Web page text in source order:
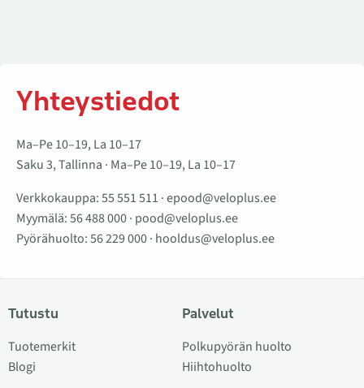
Yhteystiedot
Ma–Pe 10–19, La 10–17
Saku 3, Tallinna · Ma–Pe 10–19, La 10–17
Verkkokauppa:55 551 511 ·epood@veloplus.ee
Myymälä:56 488 000· pood@veloplus.ee
Pyörähuolto:56 229 000· hooldus@veloplus.ee
Tutustu
Tuotemerkit
Blogi
Palvelut
Polkupyörän huolto
Hiihtohuolto